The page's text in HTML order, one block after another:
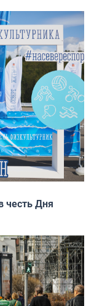
честь Дня